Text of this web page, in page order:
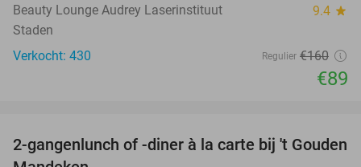
Beauty Lounge Audrey Laserinstituut 9.4 star
Staden
Verkocht: 430
Regulier €160
€89
32%
2-gangenlunch of -diner à la carte bij 't Gouden